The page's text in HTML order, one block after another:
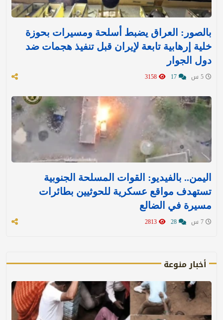
بالصور: العراق يضبط أسلحة ومسيرات بحوزة
خلية إرهابية تابعة لإيران قبل تنفيذ هجمات ضد
دول الجوار
اليمن.. بالفيديو: القوات المسلحة الجنوبية
تستهدف مواقع عسكرية للحوثيين بطائرات
مسيرة في الضالع
أخبار منوعة